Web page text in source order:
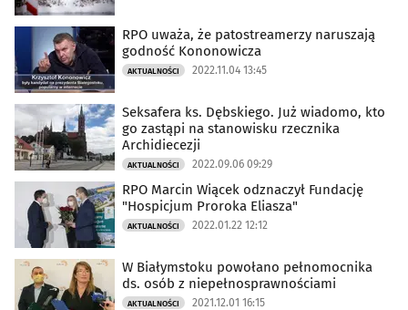
RPO uważa, że patostreamerzy naruszają
godność Kononowicza
AKTUALNOŚCI 2022.11.04 13:45
Seksafera ks. Dębskiego. Już wiadomo, kto
go zastąpi na stanowisku rzecznika
Archidiecezji
AKTUALNOŚCI 2022.09.06 09:29
RPO Marcin Wiącek odznaczył Fundację
"Hospicjum Proroka Eliasza"
AKTUALNOŚCI 2022.01.22 12:12
W Białymstoku powołano pełnomocnika
ds. osób z niepełnosprawnościami
AKTUALNOŚCI 2021.12.01 16:15